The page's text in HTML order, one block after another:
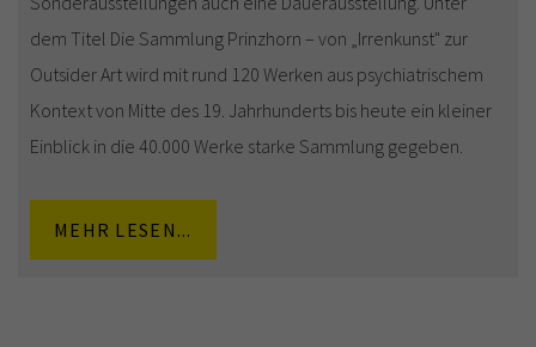
dem Titel Die Sammlung Prinzhorn – von „Irrenkunst" zur
Outsider Art wird mit rund 120 Werken aus psychiatrischem
Kontext von Mitte des 19. Jahrhunderts bis heute ein kleiner
Einblick in die 40.000 Werke starke Sammlung gegeben.
MEHR LESEN...